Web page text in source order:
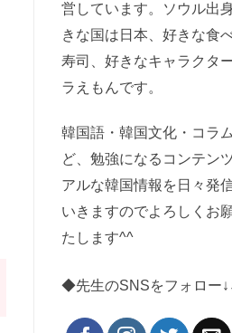
営しています。ソウル出
きな国は日本、好きな食
寿司、好きなキャラクタ
ラえもんです。
韓国語・韓国文化・コラ
ど、勉強になるコンテン
アルな韓国情報を日々発
いきますのでよろしくお
たします^^
◆先生のSNSをフォロー